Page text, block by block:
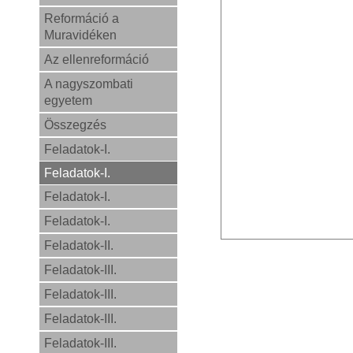
Reformáció a
Muravidéken
Az ellenreformáció
A nagyszombati
egyetem
Összegzés
Feladatok-I.
Feladatok-I.
Feladatok-I.
Feladatok-I.
Feladatok-II.
Feladatok-III.
Feladatok-III.
Feladatok-III.
Feladatok-III.